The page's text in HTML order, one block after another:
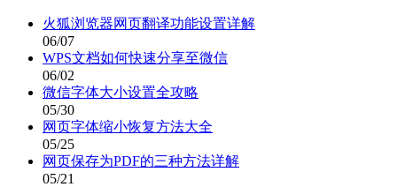
火狐浏览器网页翻译功能设置详解
06/07
WPS文档如何快速分享至微信
06/02
微信字体大小设置全攻略
05/30
网页字体缩小恢复方法大全
05/25
网页保存为PDF的三种方法详解
05/21